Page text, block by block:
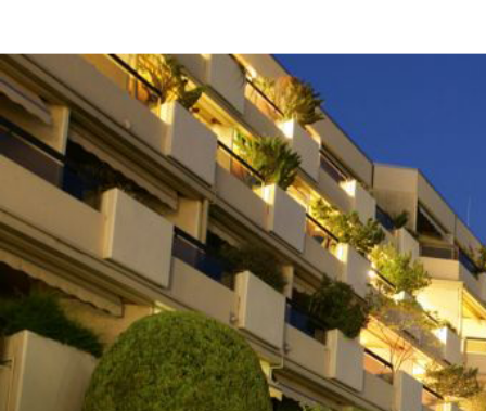
À PROPOS
CONTACT